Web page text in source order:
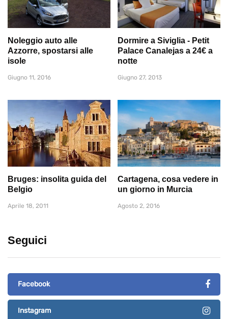
Noleggio auto alle
Azzorre, spostarsi alle
isole
Giugno 11, 2016
Dormire a Siviglia - Petit
Palace Canalejas a 24€ a
notte
Giugno 27, 2013
Bruges: insolita guida del
Belgio
Aprile 18, 2011
Cartagena, cosa vedere in
un giorno in Murcia
Agosto 2, 2016
Seguici
Facebook
Instagram